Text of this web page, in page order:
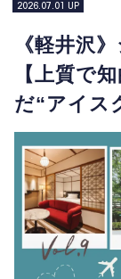
2026.07.01 UP
《軽井沢
【上質で
だ“アイス